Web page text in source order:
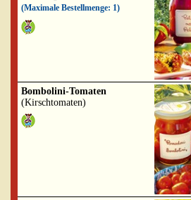
(Maximale Bestellmenge: 1)
Bombolini-Tomaten
(Kirschtomaten)